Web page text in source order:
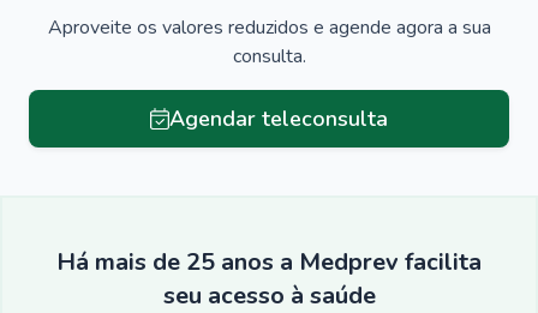
Aproveite os valores reduzidos e agende agora a sua
consulta.
Agendar teleconsulta
Há mais de 25 anos a Medprev facilita
seu acesso à saúde